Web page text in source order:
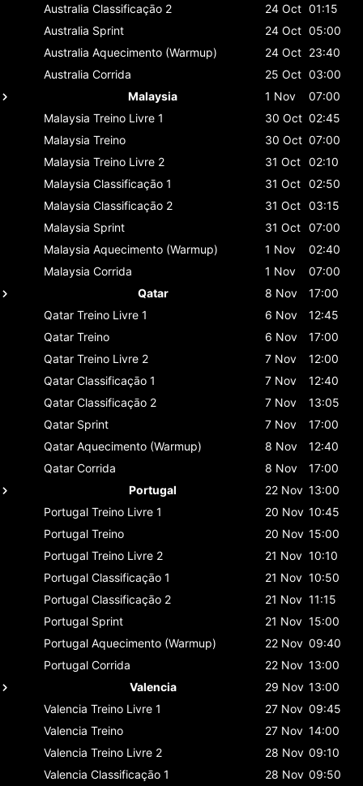
Australia Classificaçāo 2 24 Oct 01:15
Australia Sprint 24 Oct 05:00
Australia Aquecimento (Warmup) 24 Oct 23:40
Australia Corrida 25 Oct 03:00
Malaysia
1 Nov
07:00
Malaysia Treino Livre 1 30 Oct 02:45
Malaysia Treino 30 Oct 07:00
Malaysia Treino Livre 2 31 Oct 02:10
Malaysia Classificaçāo 1 31 Oct 02:50
Malaysia Classificaçāo 2 31 Oct 03:15
Malaysia Sprint 31 Oct 07:00
Malaysia Aquecimento (Warmup) 1 Nov
02:40
Malaysia Corrida 1 Nov
07:00
Qatar
8 Nov
17:00
Qatar Treino Livre 1 6 Nov
12:45
Qatar Treino 6 Nov
17:00
Qatar Treino Livre 2 7 Nov
12:00
Qatar Classificaçāo 1 7 Nov
12:40
Qatar Classificaçāo 2 7 Nov
13:05
Qatar Sprint 7 Nov
17:00
Qatar Aquecimento (Warmup) 8 Nov
12:40
Qatar Corrida 8 Nov
17:00
Portugal
22 Nov 13:00
Portugal Treino Livre 1 20 Nov 10:45
Portugal Treino 20 Nov 15:00
Portugal Treino Livre 2 21 Nov 10:10
Portugal Classificaçāo 1 21 Nov 10:50
Portugal Classificaçāo 2 21 Nov 11:15
Portugal Sprint 21 Nov 15:00
Portugal Aquecimento (Warmup) 22 Nov 09:40
Portugal Corrida 22 Nov 13:00
Valencia
29 Nov 13:00
Valencia Treino Livre 1 27 Nov 09:45
Valencia Treino 27 Nov 14:00
Valencia Treino Livre 2 28 Nov 09:10
Valencia Classificaçāo 1 28 Nov 09:50